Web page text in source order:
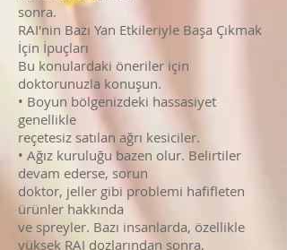
sonra.
RAI'nin Bazı Yan Etkileriyle Başa Çıkmak
İçin İpuçları
Bu konulardaki öneriler için
doktorunuzla konuşun.
• Boyun bölgenizdeki hassasiyet
genellikle
reçetesiz satılan ağrı kesiciler.
• Ağız kuruluğu bazen olur. Belirtiler
devam ederse, sorun
doktor, jeller gibi problemi hafifleten
ürünler hakkında
ve spreyler. Bazı insanlarda, özellikle
yüksek RAI dozlarından sonra,